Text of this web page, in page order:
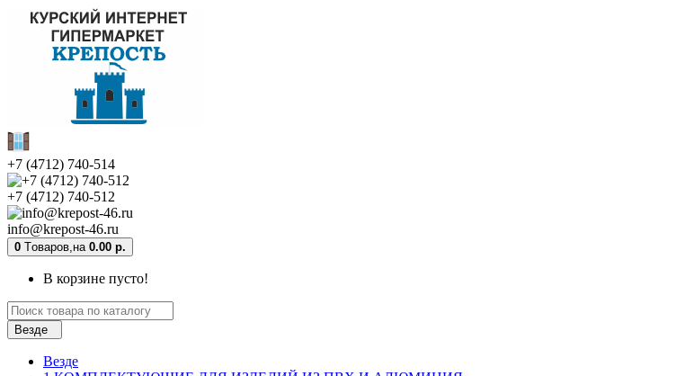
+7 (4712) 740-514
+7 (4712) 740-512
info@krepost-46.ru
0 Tоваров, на 0.00 р.
В корзине пусто!
Везде
Везде